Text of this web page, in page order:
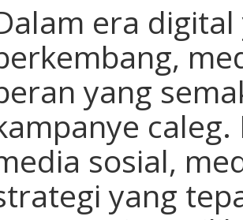
era
yang
sosial,
yang